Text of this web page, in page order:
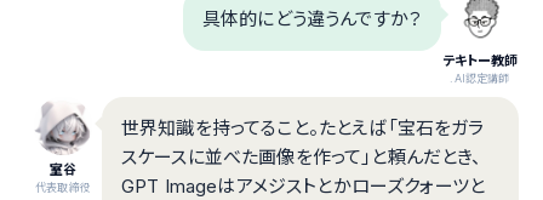
テキトー教師
.AI認定講師
具体的にどう違うんですか？
室谷
代表取締役
世界知識を持ってること。たとえば「宝石をガラ
スケースに並べた画像を作って」と頼んだとき、
GPT Imageはアメジストとかローズクォーツと